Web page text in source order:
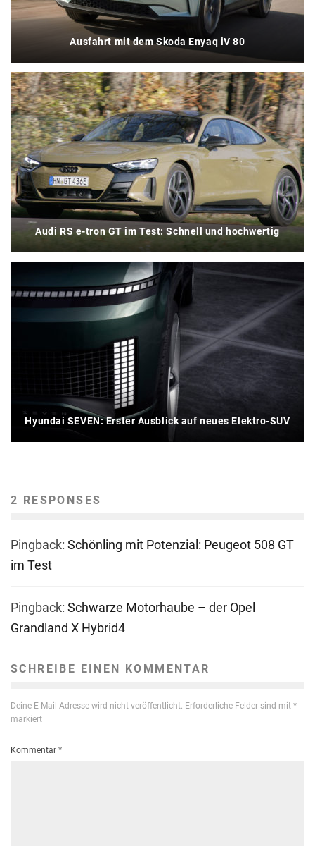
Ausfahrt mit dem Skoda Enyaq iV 80
Audi RS e-tron GT im Test: Schnell und hochwertig
Hyundai SEVEN: Erster Ausblick auf neues Elektro-SUV
2 RESPONSES
Pingback: Schönling mit Potenzial: Peugeot 508 GT
im Test
Pingback: Schwarze Motorhaube – der Opel
Grandland X Hybrid4
SCHREIBE EINEN KOMMENTAR
Deine E-Mail-Adresse wird nicht veröffentlicht. Erforderliche Felder sind mit *
markiert
Kommentar *